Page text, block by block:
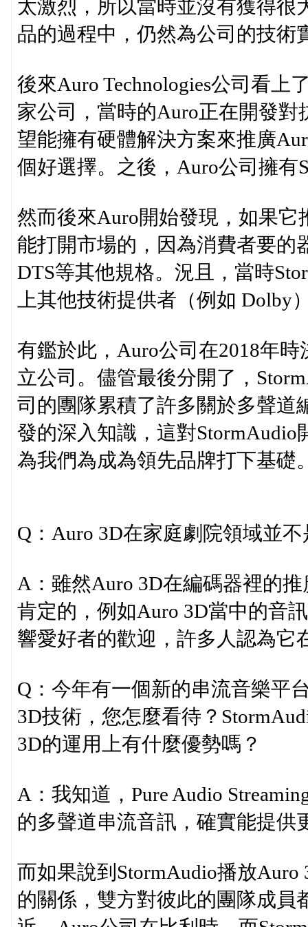
太激烈，所以當時並沒有獲得很
品的過程中，仍然為公司的技術
後來Auro Technologies公司看上
家公司，當時的Auro正在開發對
望能擁有硬體解決方案來推廣
個好選擇。之後，Auro公司擁有
然而後來Auro開始發現，如果
能打開市場的，因為消費者要的
DTS等其他規格。況且，當時
上其他技術提供者（例如 Dolby
有鑑於此，Auro公司在2018年
立公司。儘管最後分開了，
司的團隊累積了許多關於多聲道
發的深入知識，這對
為我們為成為領先品牌打下基礎
Q：Auro 3D在家庭劇院領域並
A：雖然Auro 3D在編碼器裡的
肯定的，例如Auro 3D當中的音
響愛好者的歡迎，許多人認為它
Q：今年有一個新的串流音樂平
3D技術，您怎麼看待？
3D的運用上有什麼優勢嗎？
A：我知道，Pure Audio
的多聲道串流音訊，確實能提供
而如果說到StormAudio播放
的關係，雙方對彼此的團隊成員